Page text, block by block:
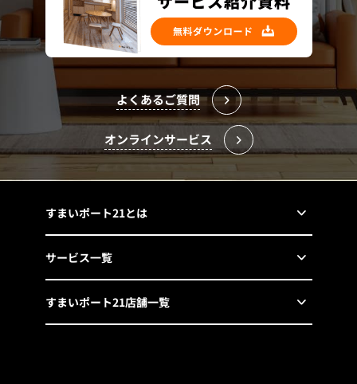
よくあるご質問
オンラインサービス
すまいポート21とは
サービス一覧
すまいポート21店舗一覧